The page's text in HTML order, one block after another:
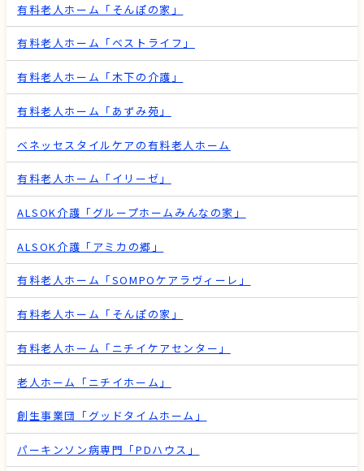
有料老人ホーム「そんぽの家」
有料老人ホーム「ベストライフ」
有料老人ホーム「木下の介護」
有料老人ホーム「あずみ苑」
ベネッセスタイルケアの有料老人ホーム
有料老人ホーム「イリーゼ」
ALSOK介護「グループホームみんなの家」
ALSOK介護「アミカの郷」
有料老人ホーム「SOMPOケアラヴィーレ」
有料老人ホーム「そんぽの家」
有料老人ホーム「ニチイケアセンター」
老人ホーム「ニチイホーム」
創生事業団「グッドタイムホーム」
パーキンソン病専門「PDハウス」